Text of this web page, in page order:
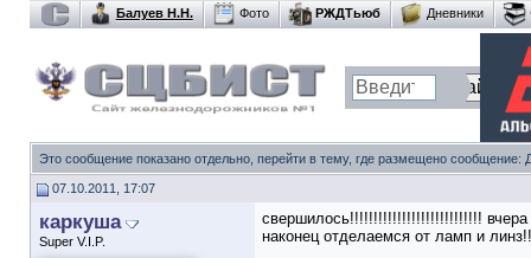
Балуев Н.Н. Фото РЖДТьюб Дневники
Это сообщение показано отдельно, перейти в тему, где размещено сообщение:
07.10.2011, 17:07
каркуша
Super V.I.P.
свершилось!!!!!!!!!!!!!!!!!!!!!!!!!!!!
наконец отделаемся от ламп и